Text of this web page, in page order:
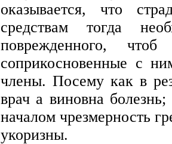
оказывается, что
средствам тогда
поврежденного,
соприкосновенные с
члены. Посему как в
врач а виновна
началом чрезмерность
укоризны.